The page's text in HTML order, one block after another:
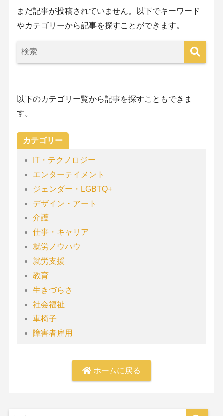
まだ記事が投稿されていません。以下でキーワード
やカテゴリーから記事を探すことができます。
以下のカテゴリー覧から記事を探すこともできま
す。
カテゴリー
IT・テクノロジー
エンターテイメント
ジェンダー・LGBTQ+
デザイン・アート
介護
仕事・キャリア
就労ノウハウ
就労支援
教育
生きづらさ
社会福祉
車椅子
障害者雇用
ホームに戻る